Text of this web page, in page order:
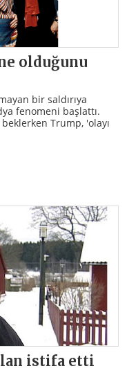
olduğunu
bir saldırıya
fenomeni başlattı.
beklerken Trump, 'olayı
istifa etti